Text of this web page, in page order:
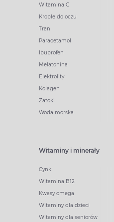
Witamina C
Krople do oczu
Tran
Paracetamol
Ibuprofen
Melatonina
Elektrolity
Kolagen
Zatoki
Woda morska
Witaminy i minerały
Cynk
Witamina B12
Kwasy omega
Witaminy dla dzieci
Witaminy dla seniorów